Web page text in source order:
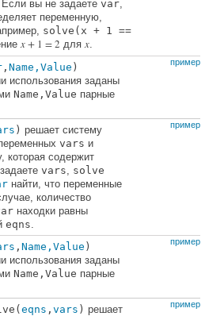
Если вы не задаете var,
переменную,
solve(x + 1 ==
x+ 1 = 2 дляx.
пример
, Name,Value )
использования заданы
Name,Value парные
пример
) решает систему
vars и
которая содержит
vars, solve
найти, что переменные
количество
находки равны
eqns.
пример
, Name,Value )
использования заданы
Name,Value парные
пример
eqns , vars ) решает